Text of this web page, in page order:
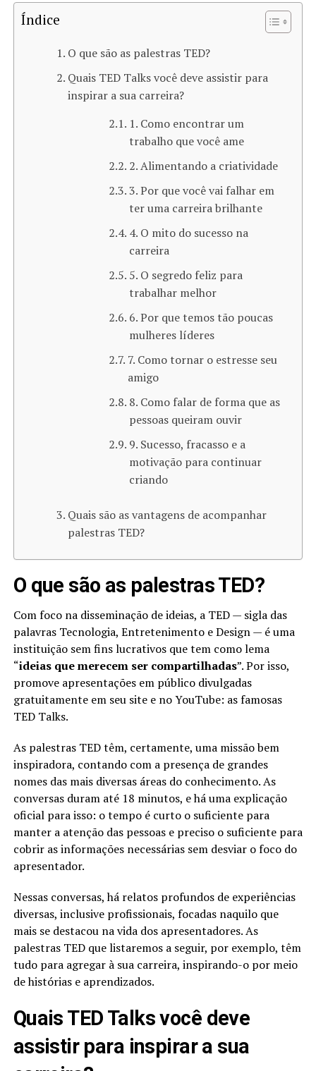
Índice
O que são as palestras TED?
Quais TED Talks você deve assistir para
inspirar a sua carreira?
1. Como encontrar um
trabalho que você ame
2. Alimentando a criatividade
3. Por que você vai falhar em
ter uma carreira brilhante
4. O mito do sucesso na
carreira
5. O segredo feliz para
trabalhar melhor
6. Por que temos tão poucas
mulheres líderes
7. Como tornar o estresse seu
amigo
8. Como falar de forma que as
pessoas queiram ouvir
9. Sucesso, fracasso e a
motivação para continuar
criando
Quais são as vantagens de acompanhar
palestras TED?
O que são as palestras TED?
Com foco na disseminação de ideias, a TED — sigla das
palavras Tecnologia, Entretenimento e Design — é uma
instituição sem fins lucrativos que tem como lema
“ideias que merecem ser compartilhadas”. Por isso,
promove apresentações em público divulgadas
gratuitamente em seu site e no YouTube: as famosas
TED Talks.
As palestras TED têm, certamente, uma missão bem
inspiradora, contando com a presença de grandes
nomes das mais diversas áreas do conhecimento. As
conversas duram até 18 minutos, e há uma explicação
oficial para isso: o tempo é curto o suficiente para
manter a atenção das pessoas e preciso o suficiente para
cobrir as informações necessárias sem desviar o foco do
apresentador.
Nessas conversas, há relatos profundos de experiências
diversas, inclusive profissionais, focadas naquilo que
mais se destacou na vida dos apresentadores. As
palestras TED que listaremos a seguir, por exemplo, têm
tudo para agregar à sua carreira, inspirando-o por meio
de histórias e aprendizados.
Quais TED Talks você deve
assistir para inspirar a sua